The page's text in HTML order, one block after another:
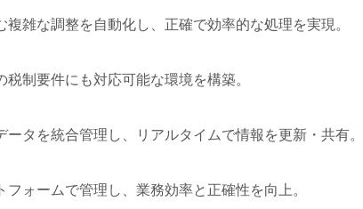
雑な調整を自動化し、正確で効率的な処理を実現。
制要件にも対応可能な環境を構築。
タを統合管理し、リアルタイムで情報を更新・共有。
ォームで管理し、業務効率と正確性を向上。